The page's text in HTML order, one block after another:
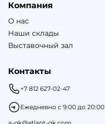
Компания
О нас
Наши склады
Выставочный зал
Контакты
+7 812 627-02-47
Ежедневно с 9:00 до 20:00